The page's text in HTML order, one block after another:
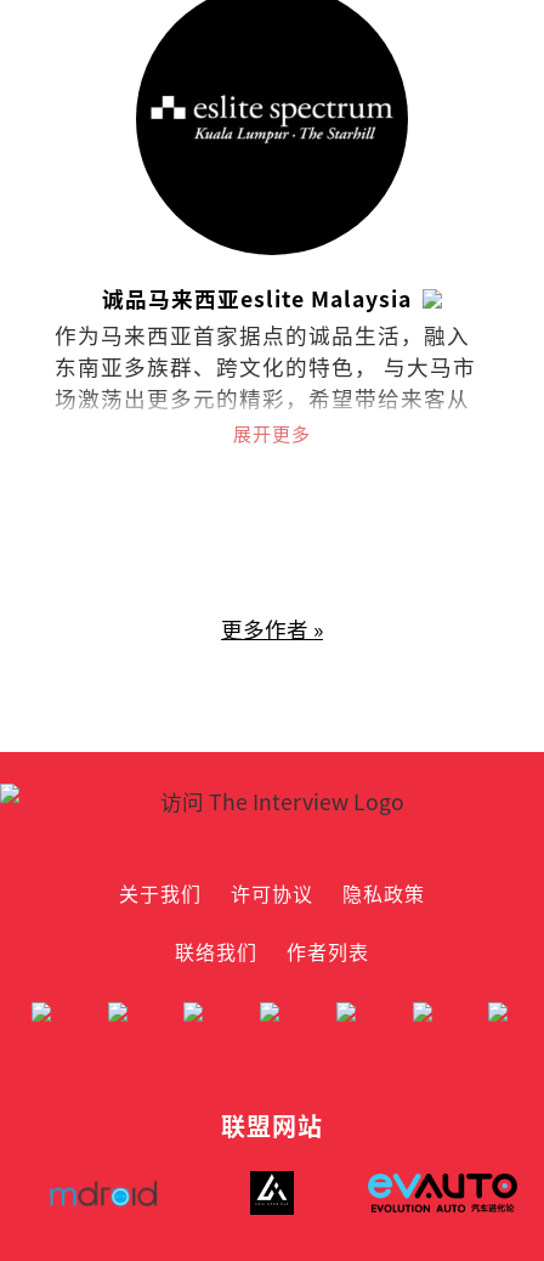
诚品马来西亚eslite Malaysia
作为马来西亚首家据点的诚品生活，融入
东南亚多族群、跨文化的特色， 与大马市
场激荡出更多元的精彩，希望带给来客从
阅读里持续找到梦与想像的可能。在台
了一个复合式经营的文化场所。
展开更多
更多作者 »
关于我们 许可协议
隐私政策
联络我们
作者列表
联盟网站